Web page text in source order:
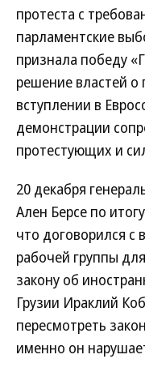
протеста с
парламентские
признала победу
решение властей о
вступлении в
демонстрации
протестующих и
20 декабря
Ален Берсе по
что договорился с
рабочей группы
закону об
Грузии Ираклий
пересмотреть
именно он